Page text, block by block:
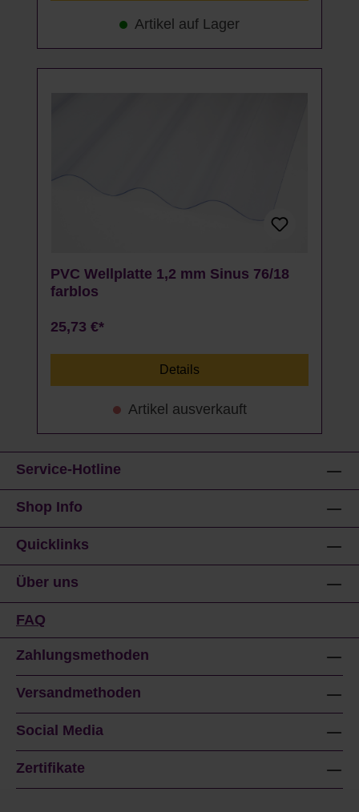
Artikel auf Lager
PVC Wellplatte 1,2 mm Sinus 76/18
farblos
25,73 €*
Details
Artikel ausverkauft
Service-Hotline
Shop Info
Quicklinks
Über uns
FAQ
Zahlungsmethoden
Versandmethoden
Social Media
Zertifikate